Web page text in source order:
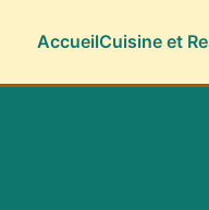
AccueilCuisine et